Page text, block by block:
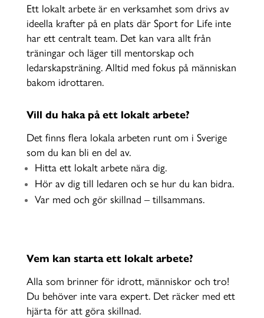
Ett lokalt arbete är en verksamhet som drivs av
ideella krafter på en plats där Sport for Life inte
har ett centralt team. Det kan vara allt från
träningar och läger till mentorskap och
ledarskapsträning. Alltid med fokus på människan
bakom idrottaren.
Vill du haka på ett lokalt arbete?
Det finns flera lokala arbeten runt om i Sverige
som du kan bli en del av.
Hitta ett lokalt arbete nära dig.
Hör av dig till ledaren och se hur du kan bidra.
Var med och gör skillnad – tillsammans.
Vem kan starta ett lokalt arbete?
Alla som brinner för idrott, människor och tro!
Du behöver inte vara expert. Det räcker med ett
hjärta för att göra skillnad.